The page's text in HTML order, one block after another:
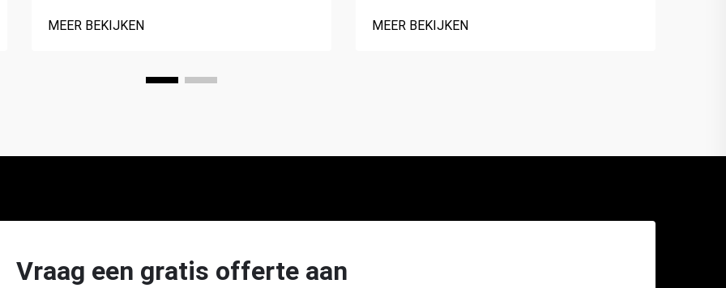
MEER BEKIJKEN MEER BEKIJKEN
Vraag een gratis offerte aan